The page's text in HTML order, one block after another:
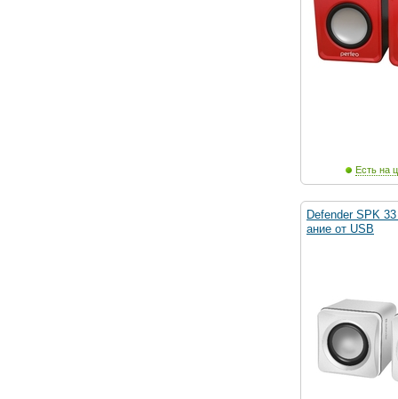
Есть на
Defender SPK
ание от USB